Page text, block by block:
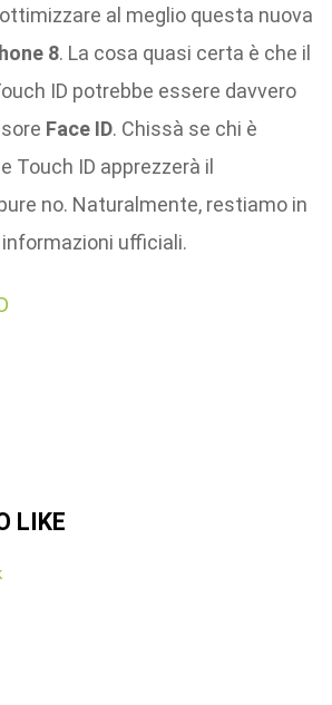
al meglio questa nuova
8. La cosa quasi certa è che il
ID potrebbe essere davvero
Face ID. Chissà se chi è
Touch ID apprezzerà il
no. Naturalmente, restiamo in
ufficiali.
LIKE